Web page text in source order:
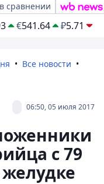
сравнении
€541.64 ₽5.71
Все новости
06:50, 05 июля 2017
с 79